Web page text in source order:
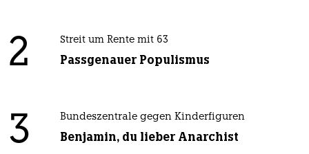
2 Streit um Rente mit 63
Passgenauer Populismus
3 Bundeszentrale gegen Kinderfiguren
Benjamin, du lieber Anarchist